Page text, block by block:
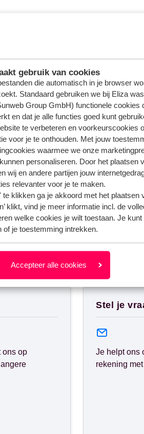
gebruik van cookies
die automatisch in je browser
Standaard gebruiken we bij Eliza
Group GmbH) functionele cookies
en dat je alle functies goed kunt
te verbeteren en voorkeurscookies
voor je te onthouden. Met jouw
waarmee we onze
personaliseren. Door het plaatsen
wij en andere partijen jouw
relevanter voor je te maken.
te klikken ga je akkoord met het plaatsen
klikt, vind je meer informatie incl. de
welke cookies je wilt toestaan. Je
of je toestemming intrekken.
Accepteer alle cookies
hoe je een naam wijzigt?
onderwerp
reisbescheiden toegestuurd?
wijzigen?
wijzigen?
de huurauto kan ik bijboeken?
ik online inchecken?
ons op
Stel je
Je helpt ons
rekening